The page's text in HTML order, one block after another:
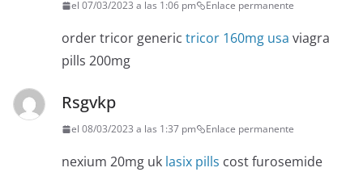
el 07/03/2023 a las 1:06 pm Enlace permanente
order tricor generic tricor 160mg usa viagra
pills 200mg
Rsgvkp
el 08/03/2023 a las 1:37 pm Enlace permanente
nexium 20mg uk lasix pills cost furosemide